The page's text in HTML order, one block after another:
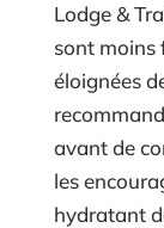
Lodge &
sont moins
éloignées
avant de
les
hydratant